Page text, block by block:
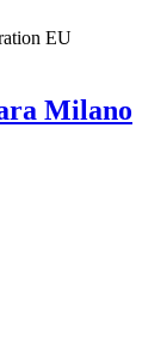
Milano